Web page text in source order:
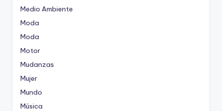
Medio Ambiente
Moda
Moda
Motor
Mudanzas
Mujer
Mundo
Música